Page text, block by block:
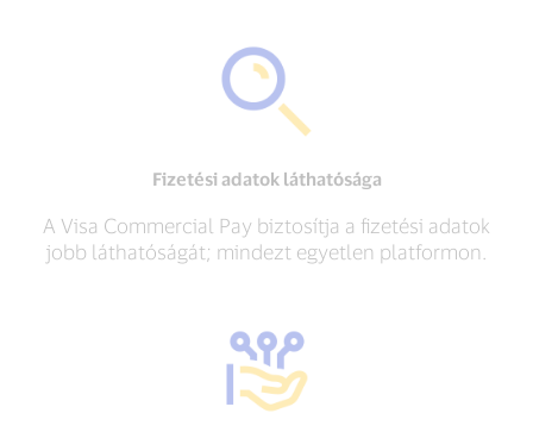
Fizetési adatok láthatósága
A Visa Commercial Pay biztosítja a fizetési adatok
jobb láthatóságát; mindezt egyetlen platformon.